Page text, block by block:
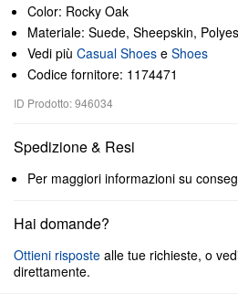
Color: Rocky Oak
Materiale: Suede, Sheepskin,
Vedi più Casual Shoes e Shoes
Codice fornitore: 1174471
ID Prodotto: 946034
Spedizione & Resi
Per maggiori informazioni su
Hai domande?
Ottieni risposte alle tue richieste, o
direttamente.